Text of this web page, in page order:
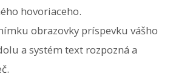
hovoriaceho.
obrazovky príspevku vášho
a systém text rozpozná a